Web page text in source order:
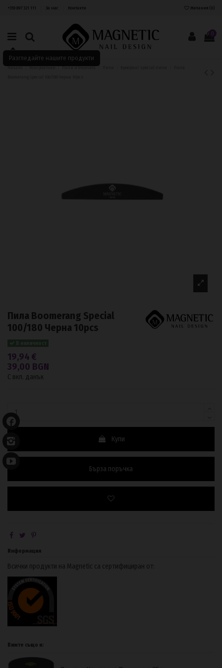
+359 897 321 111 За нас Контакти Желания (0)
Разгледайте нашите продукти
0
Начало Консумативи Пили и блокчета
Пила Boomerang Special
100/180 Черна 10pcs
19,94 €
39,00 BGN
С вкл. данък
Купи
Бърза поръчка
Информация
Всички продукти на Magnetic са сертифициран от:
Вижте също и: